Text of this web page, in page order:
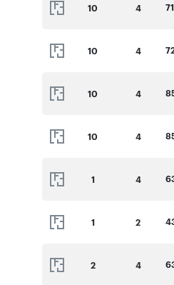
10 4
10 4
10 4
10 4
1 4
1 2
2 4